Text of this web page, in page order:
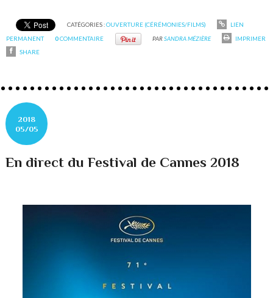
CATÉGORIES :OUVERTURE (CÉRÉMONIES/FILMS)
LIEN
PERMANENT
0COMMENTAIRE PARSANDRA MÉZIÈRE
IMPRIMER
SHARE
2018
05/05
En direct du Festival de Cannes 2018